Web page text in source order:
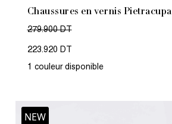
Chaussures en vernis Pietracupa
279.900 DT
223.920 DT
1 couleur disponible
NEW